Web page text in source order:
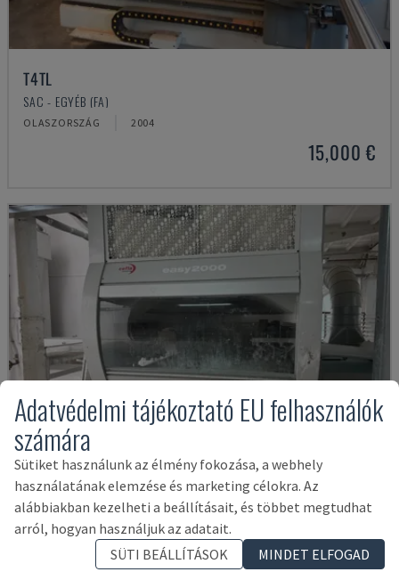
T4TL
SAC - EGYÉB (FA)
OLASZORSZÁG 2004
15,000 €
EASY 2000 D
CEFLA - EGYÉB (FA)
LENGYELORSZÁG
Adatvédelmi tájékoztató EU felhasználók
számára
Sütiket használunk az élmény fokozása, a webhely
használatának elemzése és marketing célokra. Az
alábbiakban kezelheti a beállításait, és többet megtudhat
arról, hogyan használjuk az adatait.
SÜTI BEÁLLÍTÁSOK
MINDET ELFOGAD